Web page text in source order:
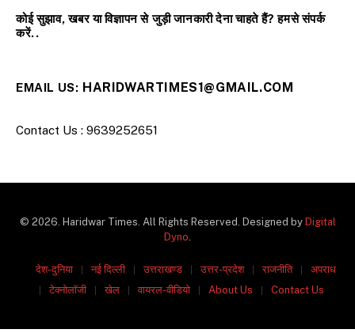
कोई सुझाव, खबर या विज्ञापन से जुड़ी जानकारी देना चाहते हैं? हमसे संपर्क
करें..
EMAIL US: HARIDWARTIMES1@GMAIL.COM
Contact Us : 9639252651
© 2026. Haridwar Times. All Rights Reserved. Designed by Digital
Dyno.
देश-दुनिया नई दिल्ली उत्तराखण्ड उत्तर-प्रदेश राजनीति
अपराध
टेक्नोलॉजी
खेल वायरल-वीडियो About Us Contact Us